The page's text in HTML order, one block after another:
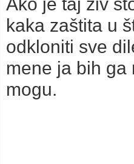
kaka zaštita u
odkloniti sve
mene ja bih ga
mogu.